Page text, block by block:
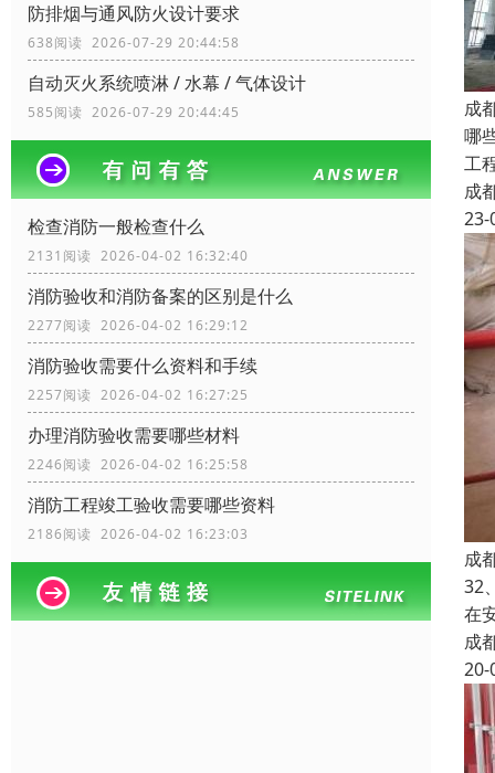
防排烟与通风防火设计要求
638阅读 2026-07-29 20:44:58
自动灭火系统喷淋 / 水幕 / 气体设计
585阅读 2026-07-29 20:44:45
检查消防一般检查什么
2131阅读 2026-04-02 16:32:40
消防验收和消防备案的区别是什么
2277阅读 2026-04-02 16:29:12
消防验收需要什么资料和手续
2257阅读 2026-04-02 16:27:25
办理消防验收需要哪些材料
2246阅读 2026-04-02 16:25:58
消防工程竣工验收需要哪些资料
2186阅读 2026-04-02 16:23:03
成
哪
工
成
23-
成
32
在
成
20-